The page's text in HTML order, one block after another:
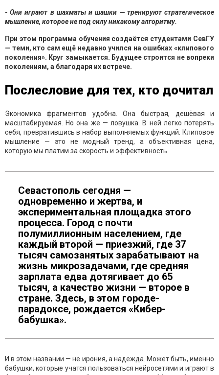
- Они играют в шахматы и шашки — тренируют стратегическое
мышление, которое не под силу никакому алгоритму.
При этом программа обучения создаётся студентами СевГУ
— теми, кто сам ещё недавно учился на ошибках «клипового
поколения». Круг замыкается. Будущее строится не вопреки
поколениям, а благодаря их встрече.
Послесловие для тех, кто дочитал
Экономика фрагментов удобна. Она быстрая, дешёвая и
масштабируемая. Но она же — ловушка. В ней легко потерять
себя, превратившись в набор выполняемых функций. Клиповое
мышление — это не модный тренд, а объективная цена,
которую мы платим за скорость и эффективность.
Севастополь сегодня —
одновременно и жертва, и
экспериментальная площадка этого
процесса. Город с почти
полумиллионным населением, где
каждый второй — приезжий, где 37
тысяч самозанятых зарабатывают на
жизнь микрозадачами, где средняя
зарплата едва дотягивает до 65
тысяч, а качество жизни — второе в
стране. Здесь, в этом городе-
парадоксе, рождается «Кибер-
бабушка».
И в этом названии — не ирония, а надежда. Может быть, именно
бабушки, которые учатся пользоваться нейросетями и играют в